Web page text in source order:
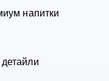
напитки